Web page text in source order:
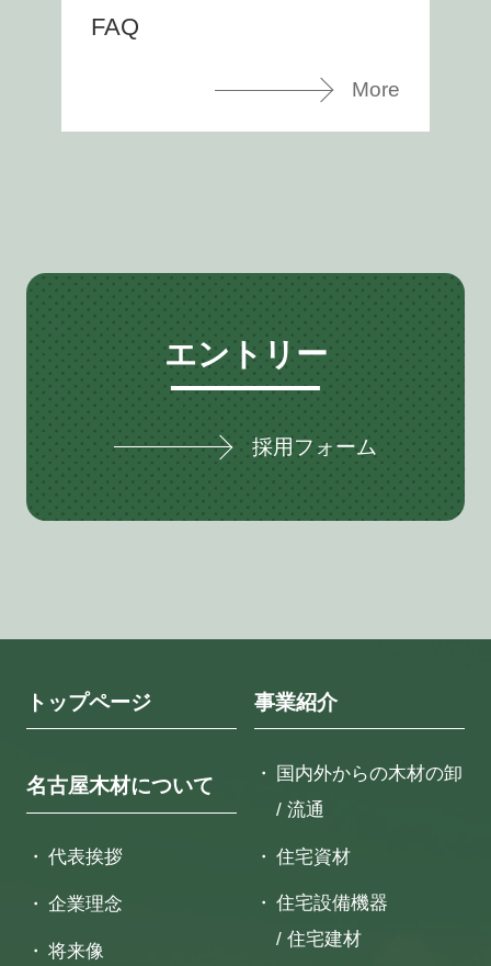
FAQ
More
エントリー
採用フォーム
トップページ
名古屋木材について
代表挨拶
企業理念
将来像
事業紹介
国内外からの木材の卸
/ 流通
住宅資材
住宅設備機器
/ 住宅建材